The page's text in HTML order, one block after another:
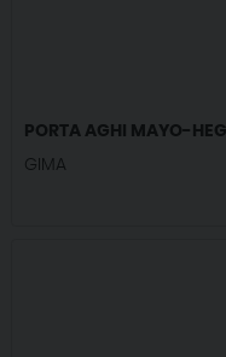
PORTA AGHI MAYO-
GIMA